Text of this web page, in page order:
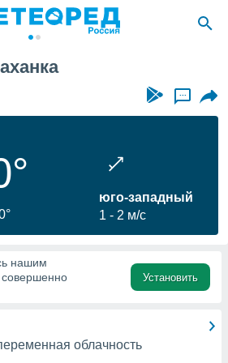
...
юго-западный
1
2 м/с
нашим
Установить
облачность